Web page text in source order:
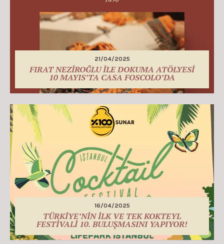
21/04/2025
FIRAT NEZİROĞLU İLE DOKUMA ATÖLYESİ
10 MAYIS’TA CASA FOSCOLO’DA
16/04/2025
TÜRKİYE’NİN İLK VE TEK KOKTEYL
FESTİVALİ 10. BULUŞMASINI YAPIYOR!